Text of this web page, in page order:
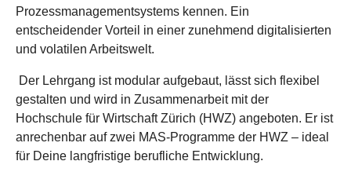
Prozessmanagementsystems kennen. Ein
entscheidender Vorteil in einer zunehmend digitalisierten
und volatilen Arbeitswelt.
Der Lehrgang ist modular aufgebaut, lässt sich flexibel
gestalten und wird in Zusammenarbeit mit der
Hochschule für Wirtschaft Zürich (HWZ) angeboten. Er ist
anrechenbar auf zwei MAS-Programme der HWZ – ideal
für Deine langfristige berufliche Entwicklung.